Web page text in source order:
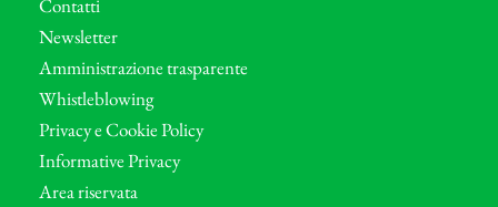
Contatti
Newsletter
Amministrazione trasparente
Whistleblowing
Privacy e Cookie Policy
Informative Privacy
Area riservata